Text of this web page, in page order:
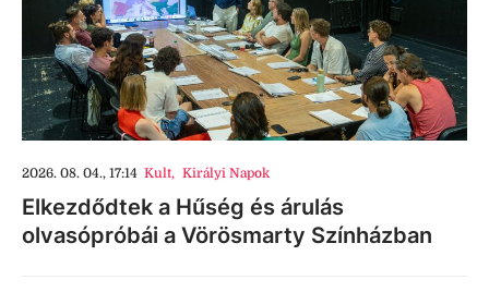
2026. 08. 04., 17:14 Kult, Királyi Napok
Elkezdődtek a Hűség és árulás
olvasópróbái a Vörösmarty Színházban